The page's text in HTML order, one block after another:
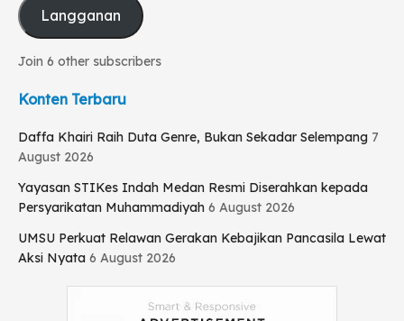
Langganan
Join 6 other subscribers
Konten Terbaru
Daffa Khairi Raih Duta Genre, Bukan Sekadar Selempang 7
August 2026
Yayasan STIKes Indah Medan Resmi Diserahkan kepada
Persyarikatan Muhammadiyah 6 August 2026
UMSU Perkuat Relawan Gerakan Kebajikan Pancasila Lewat
Aksi Nyata 6 August 2026